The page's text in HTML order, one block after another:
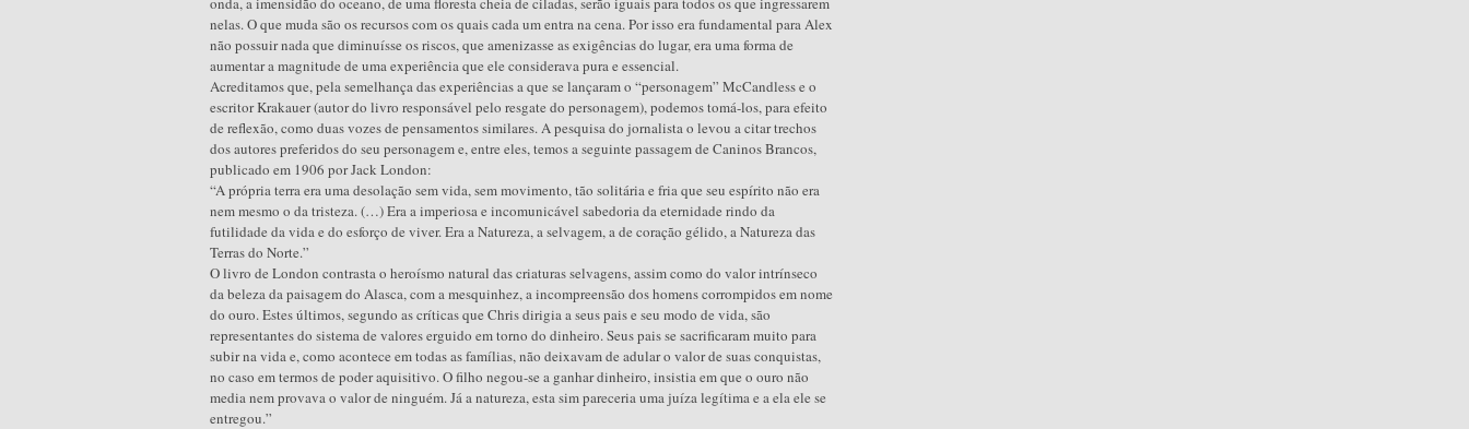
nelas. O que muda são os recursos com os quais cada um entra na cena. Por isso era fundamental para Alex
não possuir nada que diminuísse os riscos, que amenizasse as exigências do lugar, era uma forma de
aumentar a magnitude de uma experiência que ele considerava pura e essencial.
Acreditamos que, pela semelhança das experiências a que se lançaram o “personagem” McCandless e o
escritor Krakauer (autor do livro responsável pelo resgate do personagem), podemos tomá-los, para efeito
de reflexão, como duas vozes de pensamentos similares. A pesquisa do jornalista o levou a citar trechos
dos autores preferidos do seu personagem e, entre eles, temos a seguinte passagem de Caninos Brancos,
publicado em 1906 por Jack London:
“A própria terra era uma desolação sem vida, sem movimento, tão solitária e fria que seu espírito não era
nem mesmo o da tristeza. (…) Era a imperiosa e incomunicável sabedoria da eternidade rindo da
futilidade da vida e do esforço de viver. Era a Natureza, a selvagem, a de coração gélido, a Natureza das
Terras do Norte.”
O livro de London contrasta o heroísmo natural das criaturas selvagens, assim como do valor intrínseco
da beleza da paisagem do Alasca, com a mesquinhez, a incompreensão dos homens corrompidos em nome
do ouro. Estes últimos, segundo as críticas que Chris dirigia a seus pais e seu modo de vida, são
representantes do sistema de valores erguido em torno do dinheiro. Seus pais se sacrificaram muito para
subir na vida e, como acontece em todas as famílias, não deixavam de adular o valor de suas conquistas,
no caso em termos de poder aquisitivo. O filho negou-se a ganhar dinheiro, insistia em que o ouro não
media nem provava o valor de ninguém. Já a natureza, esta sim pareceria uma juíza legítima e a ela ele se
entregou.”